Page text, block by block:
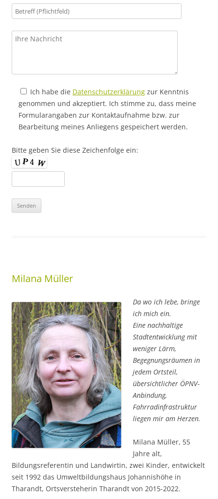
Ich habe die Datenschutzerklärung zur Kenntnis
genommen und akzeptiert. Ich stimme zu, dass meine
Formularangaben zur Kontaktaufnahme bzw. zur
Bearbeitung meines Anliegens gespeichert werden.
Bitte geben Sie diese Zeichenfolge ein:
Milana Müller
Da wo ich lebe, bringe
ich mich ein.
Eine nachhaltige
Stadtentwicklung mit
weniger Lärm,
Begegnungsräumen in
jedem Ortsteil,
übersichtlicher ÖPNV-
Anbindung,
Fahrradinfrastruktur
liegen mir am Herzen.
Milana Müller, 55
Jahre alt,
Bildungsreferentin und Landwirtin, zwei Kinder, entwickelt
seit 1992 das Umweltbildungshaus Johannishöhe in
Tharandt, Ortsversteherin Tharandt von 2015-2022.